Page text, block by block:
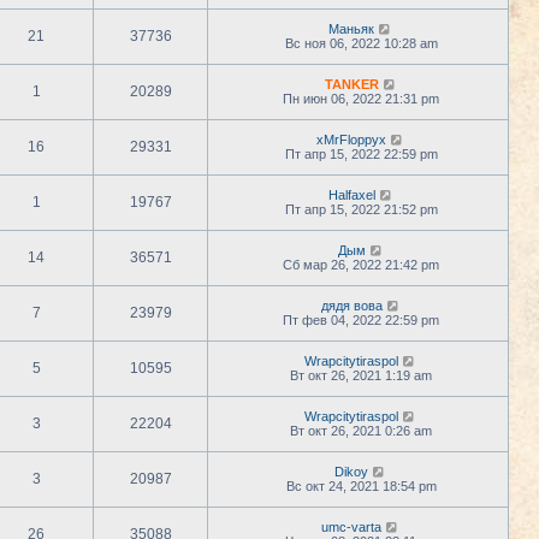
21 37736
Маньяк
Вс ноя 06, 2022 10:28 am
1 20289
TANKER
Пн июн 06, 2022 21:31 pm
16 29331
xMrFloppyx
Пт апр 15, 2022 22:59 pm
1 19767
Halfaxel
Пт апр 15, 2022 21:52 pm
14 36571
Дым
Сб мар 26, 2022 21:42 pm
7 23979
дядя вова
Пт фев 04, 2022 22:59 pm
5 10595
Wrapcitytiraspol
Вт окт 26, 2021 1:19 am
3 22204
Wrapcitytiraspol
Вт окт 26, 2021 0:26 am
3 20987
Dikoy
Вс окт 24, 2021 18:54 pm
26 35088
umc-varta